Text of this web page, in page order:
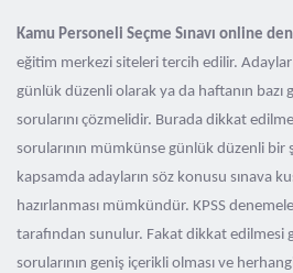
Kamu Personeli Seçme Sınavı online
eğitim merkezi siteleri tercih edilir.
günlük düzenli olarak ya da haftanın bazı
sorularını çözmelidir. Burada dikkat
sorularının mümkünse günlük düzenli bir
kapsamda adayların söz konusu sınava
hazırlanması mümkündür. KPSS
tarafından sunulur. Fakat dikkat edilmesi
sorularının geniş içerikli olması ve